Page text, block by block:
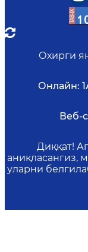
Охирги
Онлайн: 1
Веб-
Диққат!
аниқласангиз,
уларни